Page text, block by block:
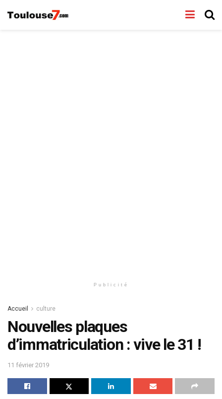
Publicité
Accueil culture
Nouvelles plaques
d’immatriculation : vive le 31 !
11 février 2019